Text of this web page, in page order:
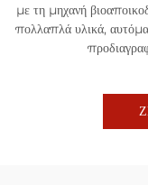
με τη μηχανή
πολλαπλά υλικά,